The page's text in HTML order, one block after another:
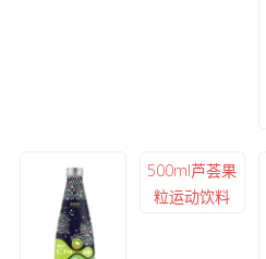
500ml芦荟果
粒运动饮料